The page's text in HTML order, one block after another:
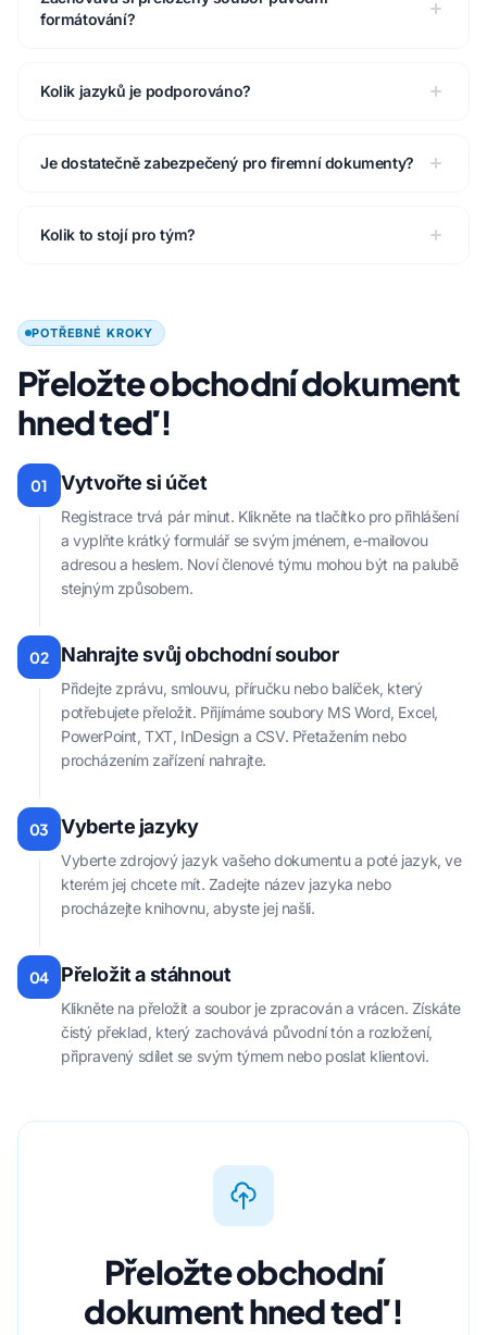
formátování?
Kolik jazyků je podporováno?
Je dostatečně zabezpečený pro firemní dokumenty?
Kolik to stojí pro tým?
POTŘEBNÉ KROKY
Přeložte obchodní dokument
hned teď!
01 Vytvořte si účet
Registrace trvá pár minut. Klikněte na tlačítko pro přihlášení
a vyplňte krátký formulář se svým jménem, e-mailovou
adresou a heslem. Noví členové týmu mohou být na palubě
stejným způsobem.
02 Nahrajte svůj obchodní soubor
Přidejte zprávu, smlouvu, příručku nebo balíček, který
potřebujete přeložit. Přijímáme soubory MS Word, Excel,
PowerPoint, TXT, InDesign a CSV. Přetažením nebo
procházením zařízení nahrajte.
03 Vyberte jazyky
Vyberte zdrojový jazyk vašeho dokumentu a poté jazyk, ve
kterém jej chcete mít. Zadejte název jazyka nebo
procházejte knihovnu, abyste jej našli.
04 Přeložit a stáhnout
Klikněte na přeložit a soubor je zpracován a vrácen. Získáte
čistý překlad, který zachovává původní tón a rozložení,
připravený sdílet se svým týmem nebo poslat klientovi.
Přeložte obchodní
dokument hned teď!